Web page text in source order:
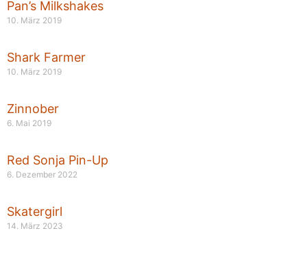
Pan’s Milkshakes
10. März 2019
Shark Farmer
10. März 2019
Zinnober
6. Mai 2019
Red Sonja Pin-Up
6. Dezember 2022
Skatergirl
14. März 2023